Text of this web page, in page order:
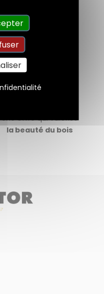
Dédiée aux négoces
de décoration
Une offre qui valorise
la beauté du bois